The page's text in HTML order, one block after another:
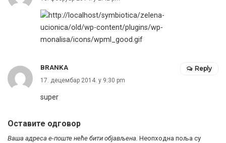
BRANKA
17. децембар 2014. у 9:30 pm
super
Reply
Оставите одговор
Ваша адреса е-поште неће бити објављена. Неопходна поља су